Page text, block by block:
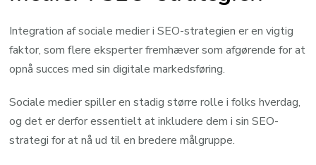
Integration af sociale medier i SEO-strategien er en vigtig
faktor, som flere eksperter fremhæver som afgørende for at
opnå succes med sin digitale markedsføring.
Sociale medier spiller en stadig større rolle i folks hverdag,
og det er derfor essentielt at inkludere dem i sin SEO-
strategi for at nå ud til en bredere målgruppe.